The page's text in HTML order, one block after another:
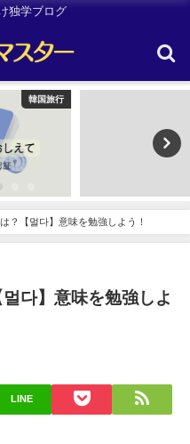
独学ブログ
？【멀다】意味を勉強しよう！
다】意味を勉強しよ
LINE